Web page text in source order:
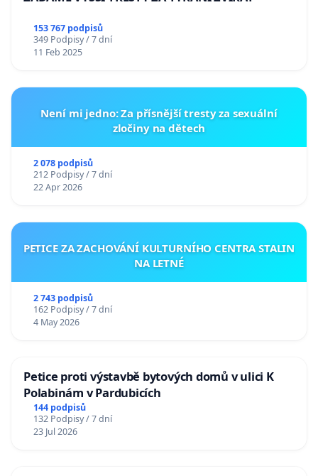
153 767 podpisů
349 Podpisy / 7 dní
11 Feb 2025
Není mi jedno: Za přísnější tresty za sexuální
zločiny na dětech
2 078 podpisů
212 Podpisy / 7 dní
22 Apr 2026
PETICE ZA ZACHOVÁNÍ KULTURNÍHO CENTRA STALIN
NA LETNÉ
2 743 podpisů
162 Podpisy / 7 dní
4 May 2026
Petice proti výstavbě bytových domů v ulici K
Polabinám v Pardubicích
144 podpisů
132 Podpisy / 7 dní
23 Jul 2026